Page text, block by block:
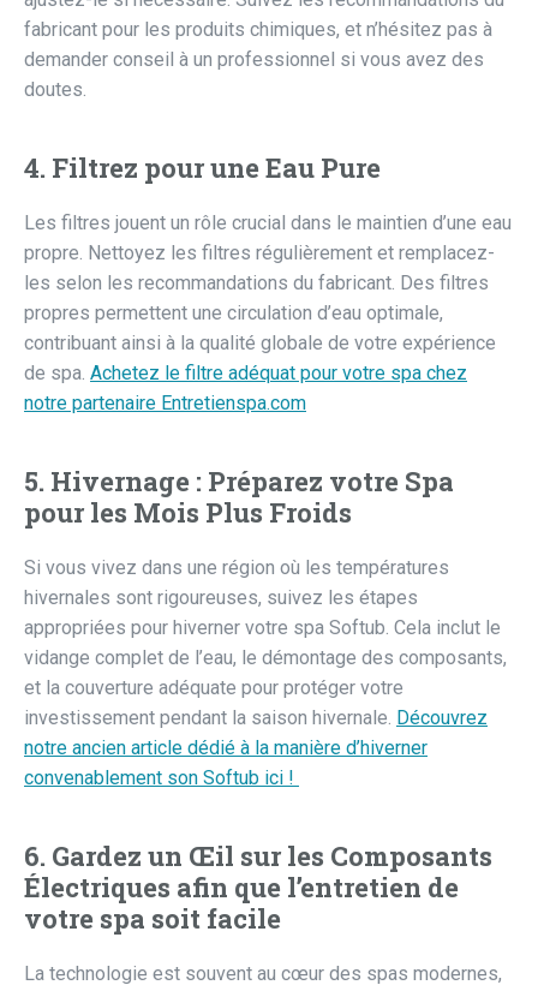
fabricant pour les produits chimiques, et n’hésitez pas à
demander conseil à un professionnel si vous avez des
doutes.
4. Filtrez pour une Eau Pure
Les filtres jouent un rôle crucial dans le maintien d’une eau
propre. Nettoyez les filtres régulièrement et remplacez-
les selon les recommandations du fabricant. Des filtres
propres permettent une circulation d’eau optimale,
contribuant ainsi à la qualité globale de votre expérience
de spa. Achetez le filtre adéquat pour votre spa chez
notre partenaire Entretienspa.com
5. Hivernage : Préparez votre Spa
pour les Mois Plus Froids
Si vous vivez dans une région où les températures
hivernales sont rigoureuses, suivez les étapes
appropriées pour hiverner votre spa Softub. Cela inclut le
vidange complet de l’eau, le démontage des composants,
et la couverture adéquate pour protéger votre
investissement pendant la saison hivernale. Découvrez
notre ancien article dédié à la manière d’hiverner
convenablement son Softub ici !
6. Gardez un Œil sur les Composants
Électriques afin que l’entretien de
votre spa soit facile
La technologie est souvent au cœur des spas modernes,